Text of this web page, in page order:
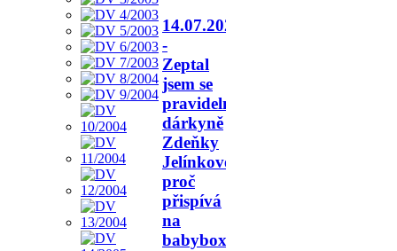
14.07.2026
-
Zeptal
jsem se
pravidelné
dárkyně
Zdeňky
Jelínkové,
proč
přispívá
na
babybox.